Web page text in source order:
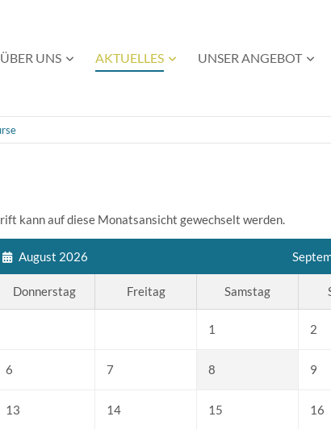
ÜBER UNS AKTUELLES UNSER ANGEBOT
kann auf diese Monatsansicht gewechselt werden.
August 2026
Donnerstag Freitag Samstag
1 2
6 7 8 9
13 14 15 16